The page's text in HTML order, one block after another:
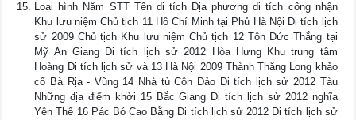
Loại hình Năm STT Tên di tích Địa phương di tích công nhận
Khu lưu niệm Chủ tịch 11 Hồ Chí Minh tại Phủ Hà Nội Di tích lịch
sử 2009 Chủ tịch Khu lưu niệm Chủ tịch 12 Tôn Đức Thắng tại
Mỹ An Giang Di tích lịch sử 2012 Hòa Hưng Khu trung tâm
Hoàng Di tích lịch sử và 13 Hà Nội 2009 Thành Thăng Long khảo
cổ Bà Rịa - Vũng 14 Nhà tù Côn Đảo Di tích lịch sử 2012 Tàu
Những địa điểm khởi 15 Bắc Giang Di tích lịch sử 2012 nghĩa
Yên Thế 16 Pác Bó Cao Bằng Di tích lịch sử 2012 Di tích lịch sử